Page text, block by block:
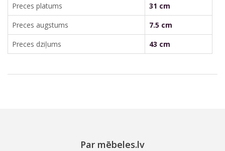
Preces platums
31 cm
Preces augstums
7.5 cm
Preces dziļums
43 cm
Par mēbeles.lv